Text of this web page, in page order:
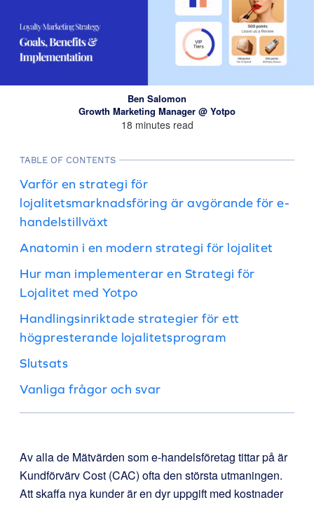
Ben Salomon
Growth Marketing Manager @ Yotpo
18 minutes read
TABLE OF CONTENTS
Varför en strategi för
lojalitetsmarknadsföring är avgörande för e-
handelstillväxt
Anatomin i en modern strategi för lojalitet
Hur man implementerar en Strategi för
Lojalitet med Yotpo
Handlingsinriktade strategier för ett
högpresterande lojalitetsprogram
Slutsats
Vanliga frågor och svar
Av alla de Mätvärden som e-handelsföretag tittar på är
Kundförvärv Cost (CAC) ofta den största utmaningen.
Att skaffa nya kunder är en dyr uppgift med kostnader